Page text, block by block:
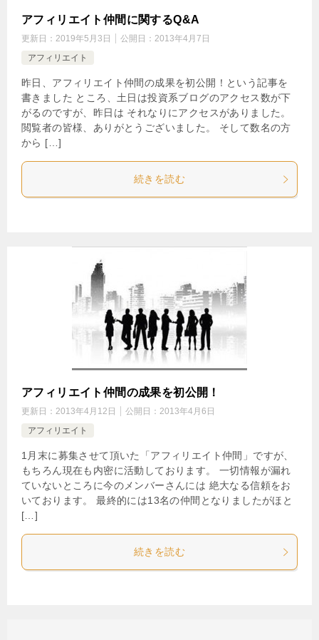
アフィリエイト仲間に関するQ&A
更新日： 2019年5月3日 公開日： 2013年4月7日
アフィリエイト
昨日、アフィリエイト仲間の成果を初公開！という記事を
書きました ところ、土日は投資系ブログのアクセス数が下
がるのですが、昨日は それなりにアクセスがありました。
閲覧者の皆様、ありがとうございました。 そして数名の方
から […]
続きを読む
アフィリエイト仲間の成果を初公開！
更新日： 2013年4月12日 公開日： 2013年4月6日
アフィリエイト
1月末に募集させて頂いた「アフィリエイト仲間」ですが、
もちろん現在も内密に活動しております。 一切情報が漏れ
ていないところに今のメンバーさんには 絶大なる信頼をお
いております。 最終的には13名の仲間となりましたがほと
[…]
続きを読む